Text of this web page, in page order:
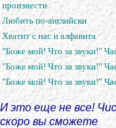
произнести
Любить по-английски
Хватит с нас и алфавита
"Боже мой! Что за звуки!"
"Боже мой! Что за звуки!"
"Боже мой! Что за звуки!"
И это еще не все!
скоро вы сможете